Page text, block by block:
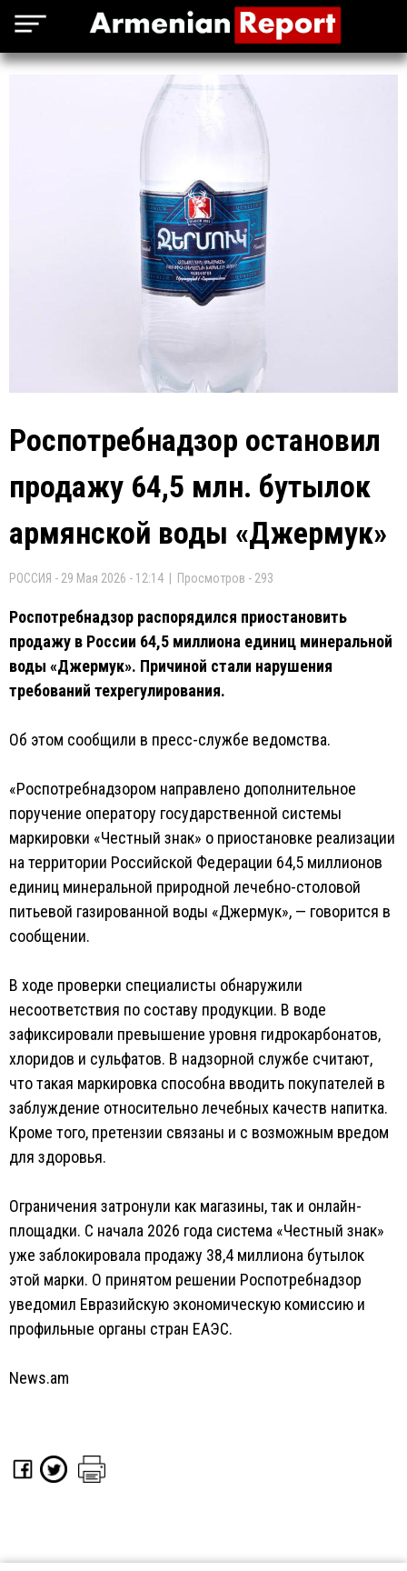
Роспотребнадзор остановил
продажу 64,5 млн. бутылок
армянской воды «Джермук»
РОССИЯ - 29 Мая 2026 - 12:14 | Просмотров - 293
Роспотребнадзор распорядился приостановить
продажу в России 64,5 миллиона единиц минеральной
воды «Джермук». Причиной стали нарушения
требований техрегулирования.
Об этом сообщили в пресс-службе ведомства.
«Роспотребнадзором направлено дополнительное
поручение оператору государственной системы
маркировки «Честный знак» о приостановке реализации
на территории Российской Федерации 64,5 миллионов
единиц минеральной природной лечебно-столовой
питьевой газированной воды «Джермук», — говорится в
сообщении.
В ходе проверки специалисты обнаружили
несоответствия по составу продукции. В воде
зафиксировали превышение уровня гидрокарбонатов,
хлоридов и сульфатов. В надзорной службе считают,
что такая маркировка способна вводить покупателей в
заблуждение относительно лечебных качеств напитка.
Кроме того, претензии связаны и с возможным вредом
для здоровья.
Ограничения затронули как магазины, так и онлайн-
площадки. С начала 2026 года система «Честный знак»
уже заблокировала продажу 38,4 миллиона бутылок
этой марки. О принятом решении Роспотребнадзор
уведомил Евразийскую экономическую комиссию и
профильные органы стран ЕАЭС.
News.am